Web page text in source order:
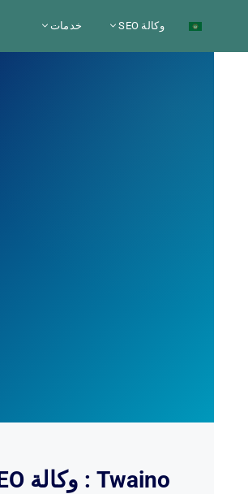
وكالة SEO خدمات
Twaino : وكالة SEO لجراحي التجميل